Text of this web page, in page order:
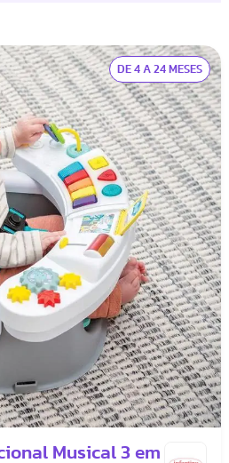
DE 4 A 24 MESES
Musical 3 em